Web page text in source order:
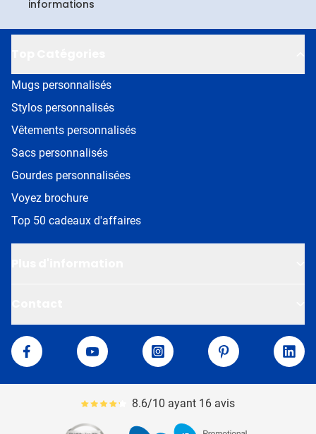
informations
Mugs personnalisés
Stylos personnalisés
Vêtements personnalisés
Sacs personnalisés
Gourdes personnalisées
Voyez brochure
Top 50 cadeaux d'affaires
Van Helden
Facebook
YouTube Instagram Pinterest
Le pourcentage moyen d'avis est de 86
8.6/10 ayant 16 avis